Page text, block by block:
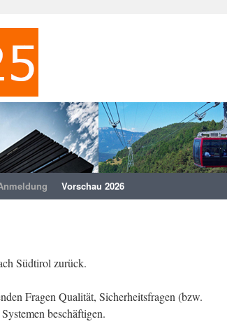
Vorschau 2026
Südtirol zurück.
Fragen Qualität, Sicherheitsfragen (bzw.
beschäftigen.